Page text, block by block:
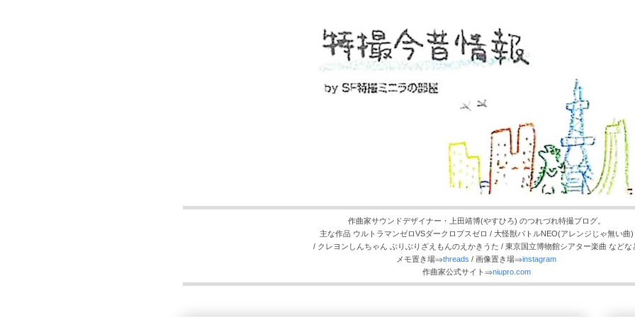
作曲家サウンドデザイナー・上田靖博(やすひろ) のつれづれ特撮ブログ。
主な作品 ウルトラマンゼロVSダークロプスゼロ / 大怪獣バトルNEO(アレンジじゃ無い曲)
/ クレヨンしんちゃん ぶりぶりざえもんのえかきうた / 東京国立博物館シアター楽曲 などな
メモ置き場⇒threads / 画像置き場⇒instagram
作曲家公式サイト⇒niupro.com